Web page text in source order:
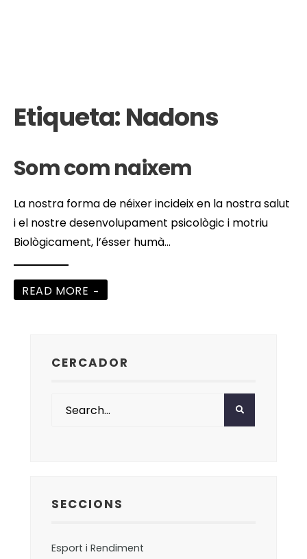
Etiqueta:Nadons
Som com naixem
La nostra forma de néixer incideix en la nostra salut
i el nostre desenvolupament psicològic i motriu
Biològicament, l’ésser humà...
READ MORE →
CERCADOR
SECCIONS
Esport i Rendiment